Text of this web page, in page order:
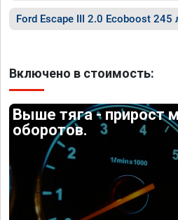
Ford Escape III 2.0 Ecoboost 245
Включено в стоимость:
Выше тяга - прирост
оборотов.